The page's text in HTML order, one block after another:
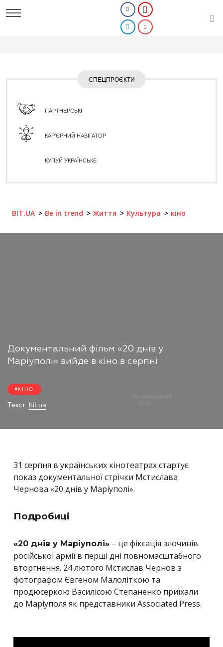
СПЕЦПРОЄКТИ
ПАРТНЕРСЬКІ
КАР'ЄРНИЙ НАВІГАТОР
КУПУЙ УКРАЇНСЬКЕ
BIT.UA Be in trend Життя Культура кіно
Документальний фільм «20 днів у
Маріуполі» вийде в кіно в серпні
КІНО
Текст: bit.ua
31 серпня в українських кінотеатрах стартує
показ документальної стрічки Мстислава
Чернова «20 днів у Маріуполі».
Подробиці
«20 днів у Маріуполі» – це фіксація злочинів
російської армії в перші дні повномасштабного
вторгнення. 24 лютого Мстислав Чернов з
фотографом Євгеном Малоліткою та
продюсеркою Василісою Степаненко приїхали
до Маріуполя як представники Associated Press.